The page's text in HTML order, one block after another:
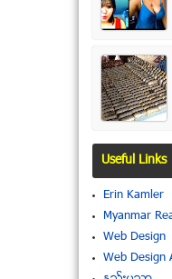
Useful Links
Erin Kamler
Myanmar
Web Design
Web Design